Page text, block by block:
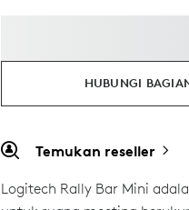
HUBUNGI
Temukan reseller
Logitech Rally Bar Mini